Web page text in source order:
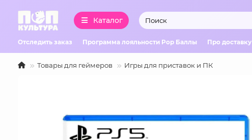
Каталог
Отследить заказ Программа лояльности Pop Баллы Про доставку
Товары для геймеров Игры для приставок и ПК